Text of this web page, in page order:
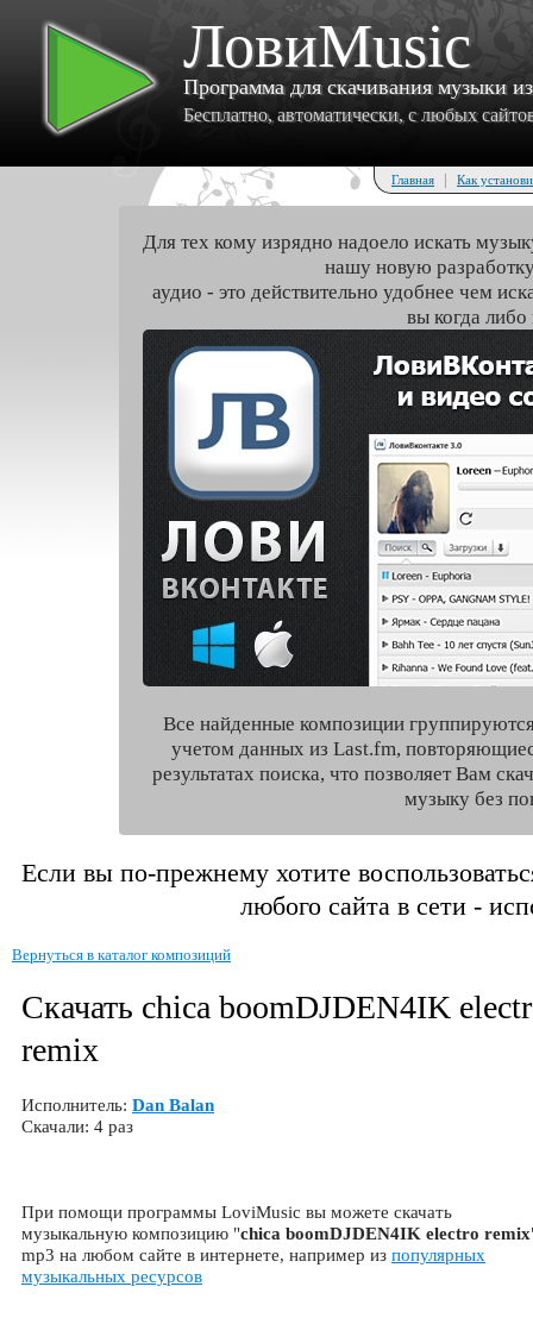
ЛовиMusic
Программа для скачивания музыки
Бесплатно, автоматически, с любых
Главная | Как
Для тех кому изрядно надоело искать
нашу новую
аудио - это действительно удобнее чем
вы когда либо
Все найденные композиции
учетом данных из Last.fm,
результатах поиска, что позволяет Вам
музыку без
Если вы по-прежнему хотите
любого сайта в сети -
Вернуться в каталог композиций
Скачать chica boomDJDEN4IK
remix
Исполнитель: Dan Balan
Скачали: 4 раз
При помощи программы LoviMusic вы можете скачать
музыкальную композицию "chica boomDJDEN4IK electro remix
mp3 на любом сайте в интернете, например из популярных
музыкальных ресурсов